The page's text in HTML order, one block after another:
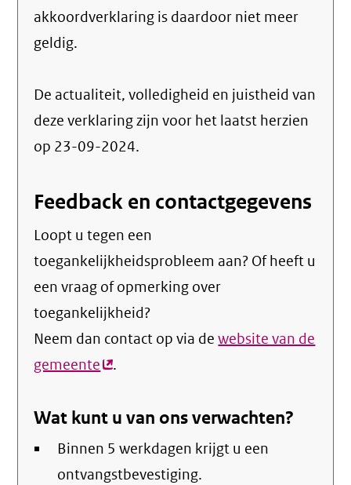
akkoordverklaring is daardoor niet meer
geldig.
De actualiteit, volledigheid en juistheid van
deze verklaring zijn voor het laatst herzien
op 23-09-2024.
Feedback en contactgegevens
Loopt u tegen een
toegankelijkheidsprobleem aan? Of heeft u
een vraag of opmerking over
toegankelijkheid?
Neem dan contact op via dewebsite van de
gemeente(externe
.
Wat kunt u van ons verwachten?
Binnen 5 werkdagen krijgt u een
ontvangstbevestiging.